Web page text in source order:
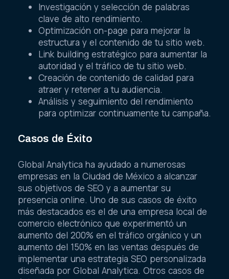
Investigación y selección de palabras
clave de alto rendimiento.
Optimización on-page para mejorar la
estructura y el contenido de tu sitio web.
Link building estratégico para aumentar la
autoridad y el tráfico de tu sitio web.
Creación de contenido de calidad para
atraer y retener a tu audiencia.
Análisis y seguimiento del rendimiento
para optimizar continuamente tu campaña.
Casos de Éxito
Global Analytica ha ayudado a numerosas
empresas en la Ciudad de México a alcanzar
sus objetivos de SEO y a aumentar su
presencia online. Uno de sus casos de éxito
más destacados es el de una empresa local de
comercio electrónico que experimentó un
aumento del 200% en el tráfico orgánico y un
aumento del 150% en las ventas después de
implementar una estrategia SEO personalizada
diseñada por Global Analytica. Otros casos de